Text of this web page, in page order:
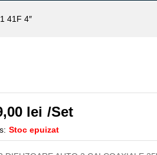
41F 4″
lei /Set
Stoc epuizat